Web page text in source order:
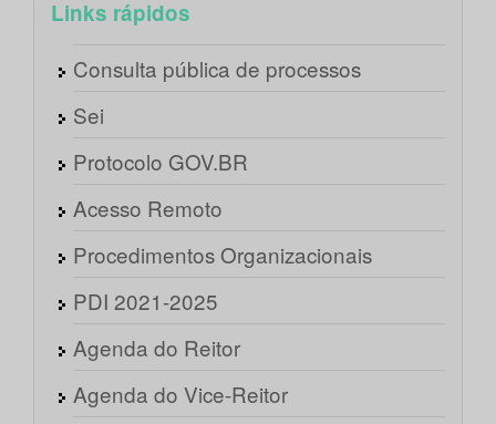
Links rápidos
Consulta pública de processos
Sei
Protocolo GOV.BR
Acesso Remoto
Procedimentos Organizacionais
PDI 2021-2025
Agenda do Reitor
Agenda do Vice-Reitor